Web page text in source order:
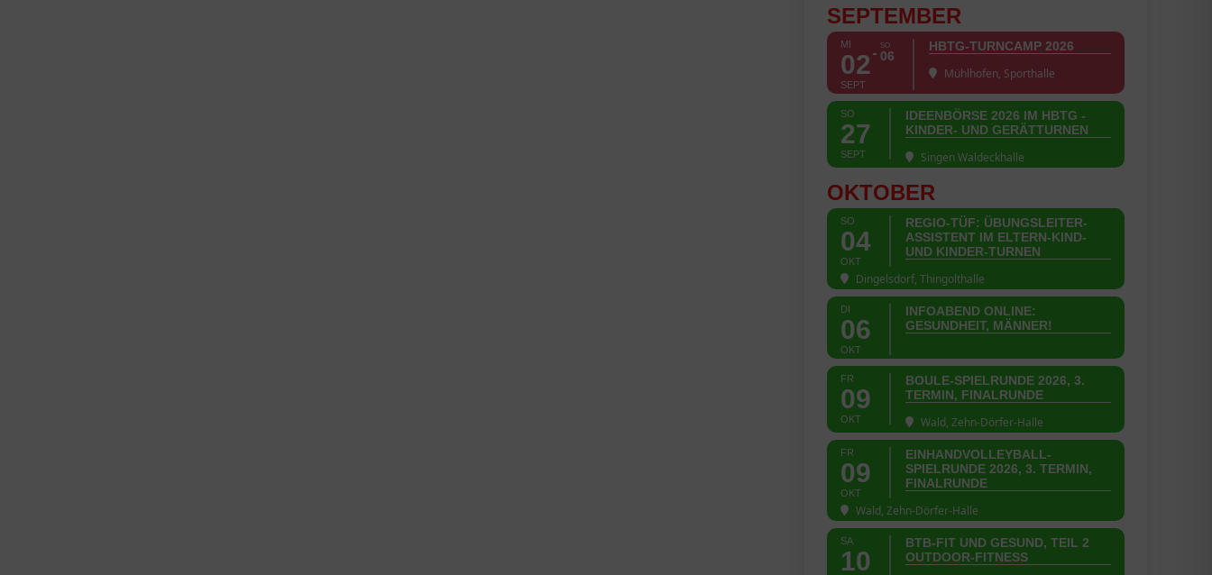
SEPTEMBER
MI
02
SEPT
SO
06
HBTG-TURNCAMP 2026
Mühlhofen, Sporthalle
SO
27
SEPT
IDEENBÖRSE 2026 IM HBTG -
KINDER- UND GERÄTTURNEN
Singen Waldeckhalle
OKTOBER
SO
04
OKT
REGIO-TÜF: ÜBUNGSLEITER-
ASSISTENT IM ELTERN-KIND-
UND KINDER-TURNEN
Dingelsdorf, Thingolthalle
DI
06
OKT
INFOABEND ONLINE:
GESUNDHEIT, MÄNNER!
FR
09
OKT
BOULE-SPIELRUNDE 2026, 3.
TERMIN, FINALRUNDE
Wald, Zehn-Dörfer-Halle
FR
09
OKT
EINHANDVOLLEYBALL-
SPIELRUNDE 2026, 3. TERMIN,
FINALRUNDE
Wald, Zehn-Dörfer-Halle
SA
10
BTB-FIT UND GESUND, TEIL 2
OUTDOOR-FITNESS